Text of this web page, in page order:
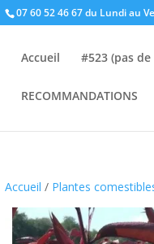
07 60 52 46 67 du Lundi au
Accueil #523 (pas
RECOMMANDATIONS
Accueil / Plantes